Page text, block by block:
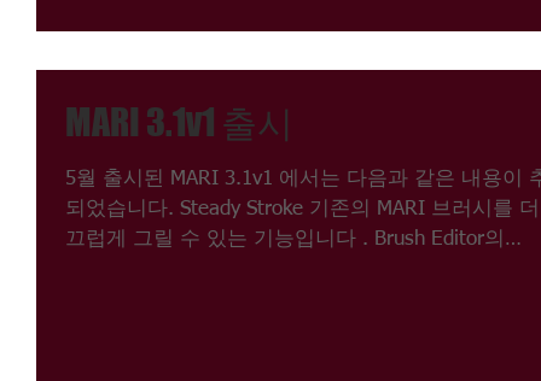
MARI 3.1v1 출시
5월 출시된 MARI 3.1v1 에서는 다음과 같은 내용이
되었습니다. Steady Stroke 기존의 MARI 브러시를
끄럽게 그릴 수 있는 기능입니다 . Brush Editor의